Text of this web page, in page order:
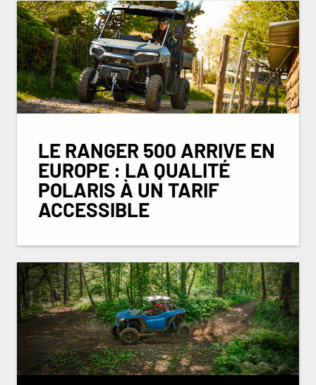
LE RANGER 500 ARRIVE EN
EUROPE : LA QUALITÉ
POLARIS À UN TARIF
ACCESSIBLE